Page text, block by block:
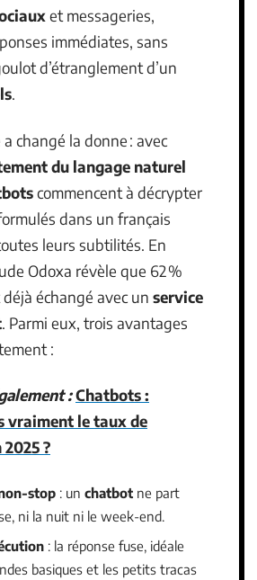
et messageries,
immédiates, sans
d’étranglement d’un
.
changé la donne : avec
du langage naturel
commencent à décrypter
dans un français
leurs subtilités. En
Odoxa révèle que 62 %
échangé avec un service
. Parmi eux, trois avantages
:
:Chatbots :
vraiment le taux de
?
stop : un chatbot ne part
ni la nuit ni le week-end.
: la réponse fuse, idéale
basiques et les petits tracas